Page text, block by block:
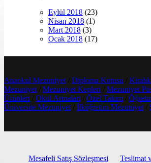
Eylül 2018 (23)
Nisan 2018 (1)
Mart 2018 (3)
Ocak 2018 (17)
Anaokul Mezuniyet Diploma Kutusu
Mezuniyet
Mezuniyet Kepleri Mezuniyet
Ürünleri
Okul Armaları Özel Takım
Üniversite Mezuniyet
İlköğretim Mezuniyet
Mesafeli Satış Sözleşmesi Teslimat